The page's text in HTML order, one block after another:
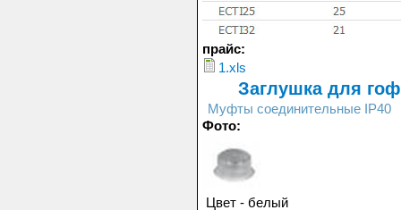
прайс:
1.xls
Заглушка для
Муфты соединительные IP40
Фото:
Цвет - белый